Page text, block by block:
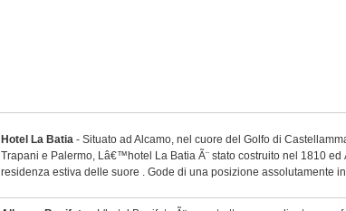
Hotel La Batia - Situato ad Alcamo, nel cuore del Golfo di
Trapani e Palermo, Lâ€™hotel La Batia Ã¨ stato costruito nel 1810 ed
residenza estiva delle suore . Gode di una posizione assolutamente